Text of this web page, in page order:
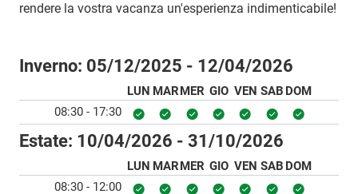
rendere la vostra vacanza un'esperienza indimenticabile!
Inverno: 05/12/2025 - 12/04/2026
LUN MARMER GIO VEN SAB DOM
08:30 - 17:30
Estate: 10/04/2026 - 31/10/2026
LUN MARMER GIO VEN SAB DOM
08:30 - 12:00